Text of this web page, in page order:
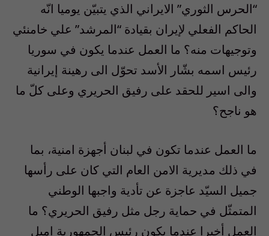
“الحرس الثوري” الايراني الذي يتبيّن يوميا انّه
الحاكم الفعلي لإيران بقيادة “المرشد” علي خامنئي
وتوجيهات منه؟ ما العمل عندما يكون في سوريا
رئيس اسمه بشّار الأسد تحوّل الى رهينة إيرانية
والى اسير للحقد على رفيق الحريري وعلى كلّ ما
هو ناجح؟
ما العمل عندما تكون في لبنان أجهزة امنية، بما
في ذلك مديرية الامن العام التي كان على رأسها
جميل السيّد عاجزة عن تأدية واجبها الوطني
المتمثّل في حماية رجل مثل رفيق الحريري؟ ما
العمل أخيرا عندما يكون رئيس الجمهورية اميل